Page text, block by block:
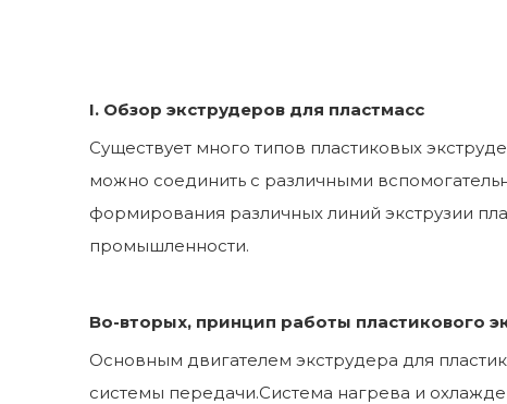
I. Обзор экструдеров для пластмасс
Существует много типов пластиковых
можно соединить с различными
формирования различных линий экструзии
промышленности.
Во-вторых, принцип работы пластикового
Основным двигателем экструдера для
системы передачи.Система нагрева и